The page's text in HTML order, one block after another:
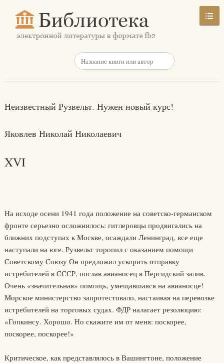
Неизвестный Рузвельт. Нужен новый курс!
Яковлев Николай Николаевич
XVI
На исходе осени 1941 года положение на советско-германском
фронте серьезно осложнилось: гитлеровцы продвигались на
ближних подступах к Москве, осаждали Ленинград, все еще
наступали на юге. Рузвельт торопил с оказанием помощи
Советскому Союзу Он предложил ускорить отправку
истребителей в СССР, послав авианосец в Персидский залив.
Очень «значительная» помощь, умещавшаяся на авианосце!
Морское министерство запротестовало, настаивая на перевозке
истребителей на торговых судах. ФДР налагает резолюцию:
«Гопкинсу. Хорошо. Но скажите им от меня: поскорее,
поскорее, поскорее!»
Критическое, как представлялось в Вашингтоне, положение